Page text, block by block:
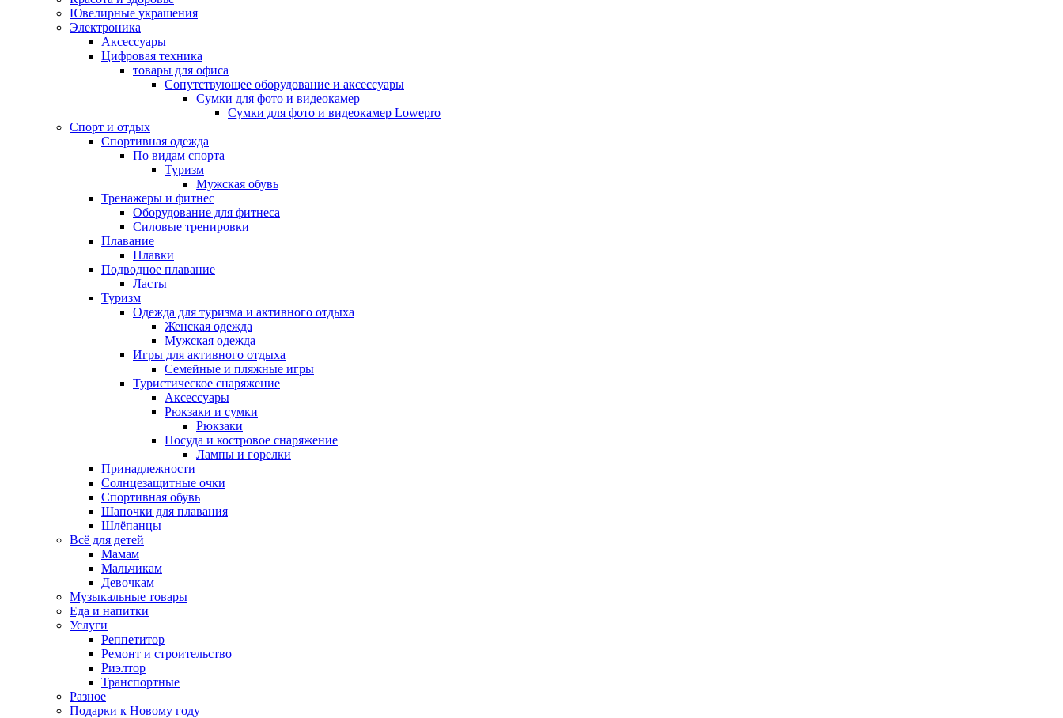
Ювелирные украшения
Электроника
Аксессуары
Цифровая техника
товары для офиса
Сопутствующее оборудование и аксессуары
Сумки для фото и видеокамер
Сумки для фото и видеокамер Lowepro
Спорт и отдых
Спортивная одежда
По видам спорта
Туризм
Мужская обувь
Тренажеры и фитнес
Оборудование для фитнеса
Силовые тренировки
Плавание
Плавки
Подводное плавание
Ласты
Туризм
Одежда для туризма и активного отдыха
Женская одежда
Мужская одежда
Игры для активного отдыха
Семейные и пляжные игры
Туристическое снаряжение
Аксессуары
Рюкзаки и сумки
Рюкзаки
Посуда и костровое снаряжение
Лампы и горелки
Принадлежности
Солнцезащитные очки
Спортивная обувь
Шапочки для плавания
Шлёпанцы
Всё для детей
Мамам
Мальчикам
Девочкам
Музыкальные товары
Еда и напитки
Услуги
Реппетитор
Ремонт и строительство
Риэлтор
Транспортные
Разное
Подарки к Новому году